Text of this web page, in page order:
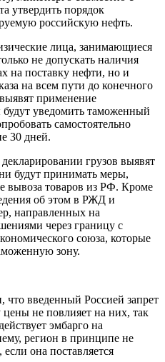
утвердить порядок
российскую нефть.
лица, занимающиеся
не допускать наличия
на поставку нефти, но и
на всем пути до конечного
применение
уведомить таможенный
самостоятельно
30 дней.
грузов выявят
будут принимать меры,
вывоза товаров из РФ. Кроме
об этом в РЖД и
направленных на
через границу с
союза, которые
зону.
что введенный Россией запрет
не повлияет на них, так
эмбарго на
регион в принципе не
она поставляется